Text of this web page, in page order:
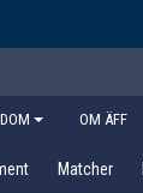
OM ÄFF
Matcher